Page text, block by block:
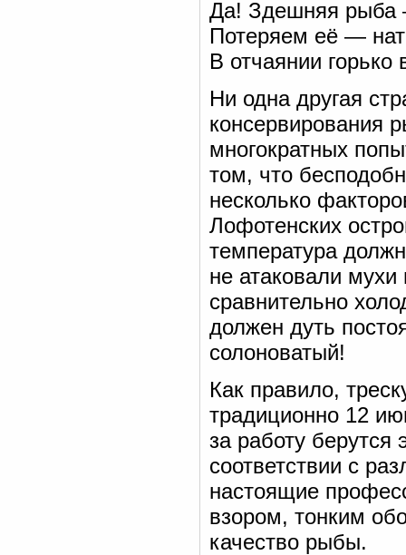
Да! Здешняя рыба
Потеряем её —
В отчаянии горько
Ни одна другая
консервирования
многократных
том, что
несколько
Лофотенских
температура
не атаковали
сравнительно
должен дуть
солоноватый!
Как правило,
традиционно 12
за работу
соответствии с
настоящие
взором, тонким
качество рыбы.